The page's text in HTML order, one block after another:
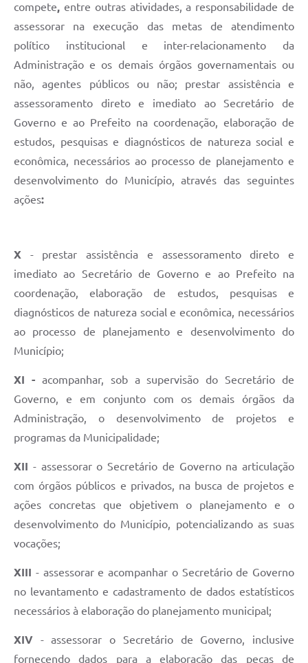
compete, entre outras atividades, a responsabilidade de
assessorar na execução das metas de atendimento
político institucional e inter-relacionamento da
Administração e os demais órgãos governamentais ou
não, agentes públicos ou não; prestar assistência e
assessoramento direto e imediato ao Secretário de
Governo e ao Prefeito na coordenação, elaboração de
estudos, pesquisas e diagnósticos de natureza social e
econômica, necessários ao processo de planejamento e
desenvolvimento do Município, através das seguintes
ações:
X - prestar assistência e assessoramento direto e
imediato ao Secretário de Governo e ao Prefeito na
coordenação, elaboração de estudos, pesquisas e
diagnósticos de natureza social e econômica, necessários
ao processo de planejamento e desenvolvimento do
Município;
XI - acompanhar, sob a supervisão do Secretário de
Governo, e em conjunto com os demais órgãos da
Administração, o desenvolvimento de projetos e
programas da Municipalidade;
XII - assessorar o Secretário de Governo na articulação
com órgãos públicos e privados, na busca de projetos e
ações concretas que objetivem o planejamento e o
desenvolvimento do Município, potencializando as suas
vocações;
XIII - assessorar e acompanhar o Secretário de Governo
no levantamento e cadastramento de dados estatísticos
necessários à elaboração do planejamento municipal;
XIV - assessorar o Secretário de Governo, inclusive
fornecendo dados para a elaboração das peças de